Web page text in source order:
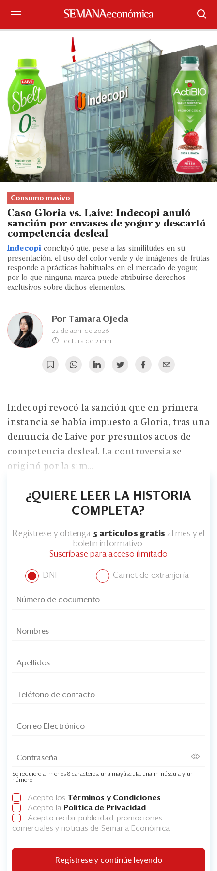
Iniciar sesión
Portada
¿Qué está pasando?
Sectores y Empresas
Management
Economía y Finanzas
Legal y Política
Eventos
Blogs
Ranking CEO
Edición Impresa
Consumo masivo
Caso Gloria vs. Laive: Indecopi anuló
sanción por envases de yogur y descartó
competencia desleal
Indecopi concluyó que, pese a las similitudes en su
presentación, el uso del color verde y de imágenes de frutas
responde a prácticas habituales en el mercado de yogur,
por lo que ninguna marca puede atribuirse derechos
exclusivos sobre dichos elementos.
Por Tamara Ojeda
22 de abril de 2026
Lectura de 2 min
Indecopi revocó la sanción que en primera
instancia se había impuesto a Gloria, tras una
denuncia de Laive por presuntos actos de
competencia desleal. La controversia se
originó por la sim...
¿QUIERE LEER LA HISTORIA
COMPLETA?
Regístrese y obtenga 5 artículos gratis al mes y el
boletín informativo.
Suscríbase para acceso ilimitado
DNI Carnet de extranjería
Se requiere al menos 8 caracteres, una mayúscula, una minúscula y un
número
Acepto los Términos y Condiciones
Acepto la Política de Privacidad
Acepto recibir publicidad, promociones
comerciales y noticias de Semana Económica
Regístrese y continúe leyendo